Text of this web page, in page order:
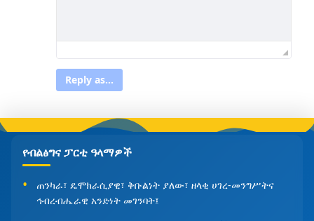
Reply as...
የብልፅግና ፓርቲ ዓላማዎች
ጠንካራ፣ ዴሞክራሲያዊ፣ ቅቡልነት ያለው፣ ዘላቂ ሀገረ-መንግሥትና
ኅብረብሔራዊ አንድነት መገንባት፤